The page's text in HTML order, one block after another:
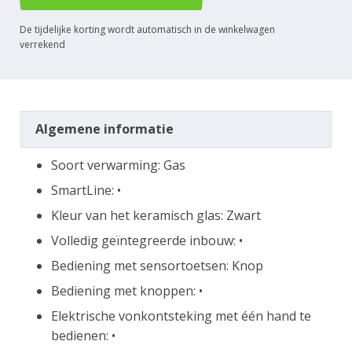
De tijdelijke korting wordt automatisch in de winkelwagen
verrekend
Algemene informatie
Soort verwarming: Gas
SmartLine: •
Kleur van het keramisch glas: Zwart
Volledig geïntegreerde inbouw: •
Bediening met sensortoetsen: Knop
Bediening met knoppen: •
Elektrische vonkontsteking met één hand te
bedienen: •